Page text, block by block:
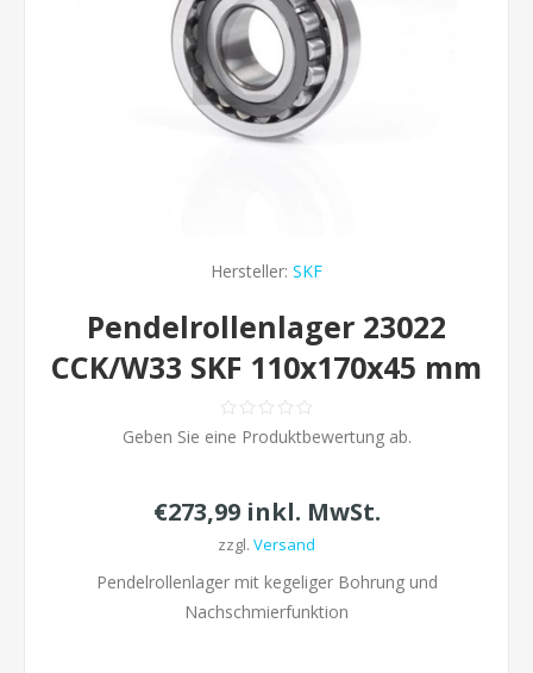
Hersteller: SKF
Pendelrollenlager 23022
CCK/W33 SKF 110x170x45 mm
Geben Sie eine Produktbewertung ab.
€273,99 inkl. MwSt.
zzgl. Versand
Pendelrollenlager mit kegeliger Bohrung und
Nachschmierfunktion